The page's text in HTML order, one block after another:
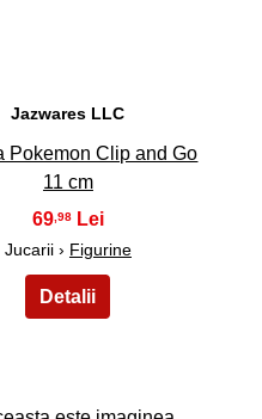
Jazwares LLC
Pokemon Clip and Go
11 cm
69,98
Jucarii › Figurine